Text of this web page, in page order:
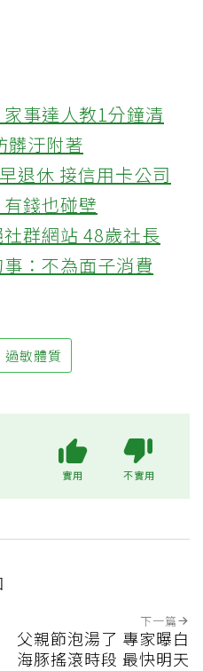
事達人教1分鐘清
髒汙附著
退休 接信用卡公司
錢也碰壁
群網站 48歲社長
：不為面子消費
過敏體質
實用 不實用
下一篇
父親節泡湯了 專家曝白
海豚搖滾時段 最快明天